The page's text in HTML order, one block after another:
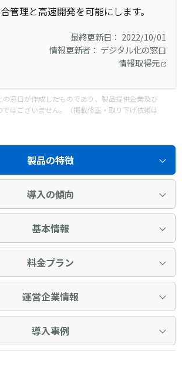
管理と高速開発を可能にします。
最終更新日： 2022/10/01
情報更新者： デジタル化の窓口
情報取得元
窓口が作成したものであり、製品提供企業及び
はございません。（掲載修正・取り下げ依頼は
製品の特徴
導入の傾向
基本情報
料金プラン
運営企業情報
導入事例